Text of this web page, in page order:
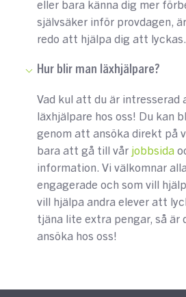
eller bara känna dig mer
självsäker inför provdagen,
redo att hjälpa dig att lyckas.
Hur blir man läxhjälpare?
Vad kul att du är intresserad
läxhjälpare hos oss! Du kan
genom att ansöka direkt på
bara att gå till vår jobbsida
information. Vi välkomnar
engagerade och som vill
vill hjälpa andra elever att
tjäna lite extra pengar, så är
ansöka hos oss!